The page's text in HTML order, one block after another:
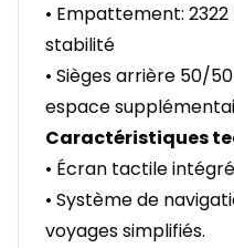
• Empattement:
stabilité
• Sièges arrière 50/
espace
Caractéristiques
• Écran tactile
• Système de
voyages simplifiés.